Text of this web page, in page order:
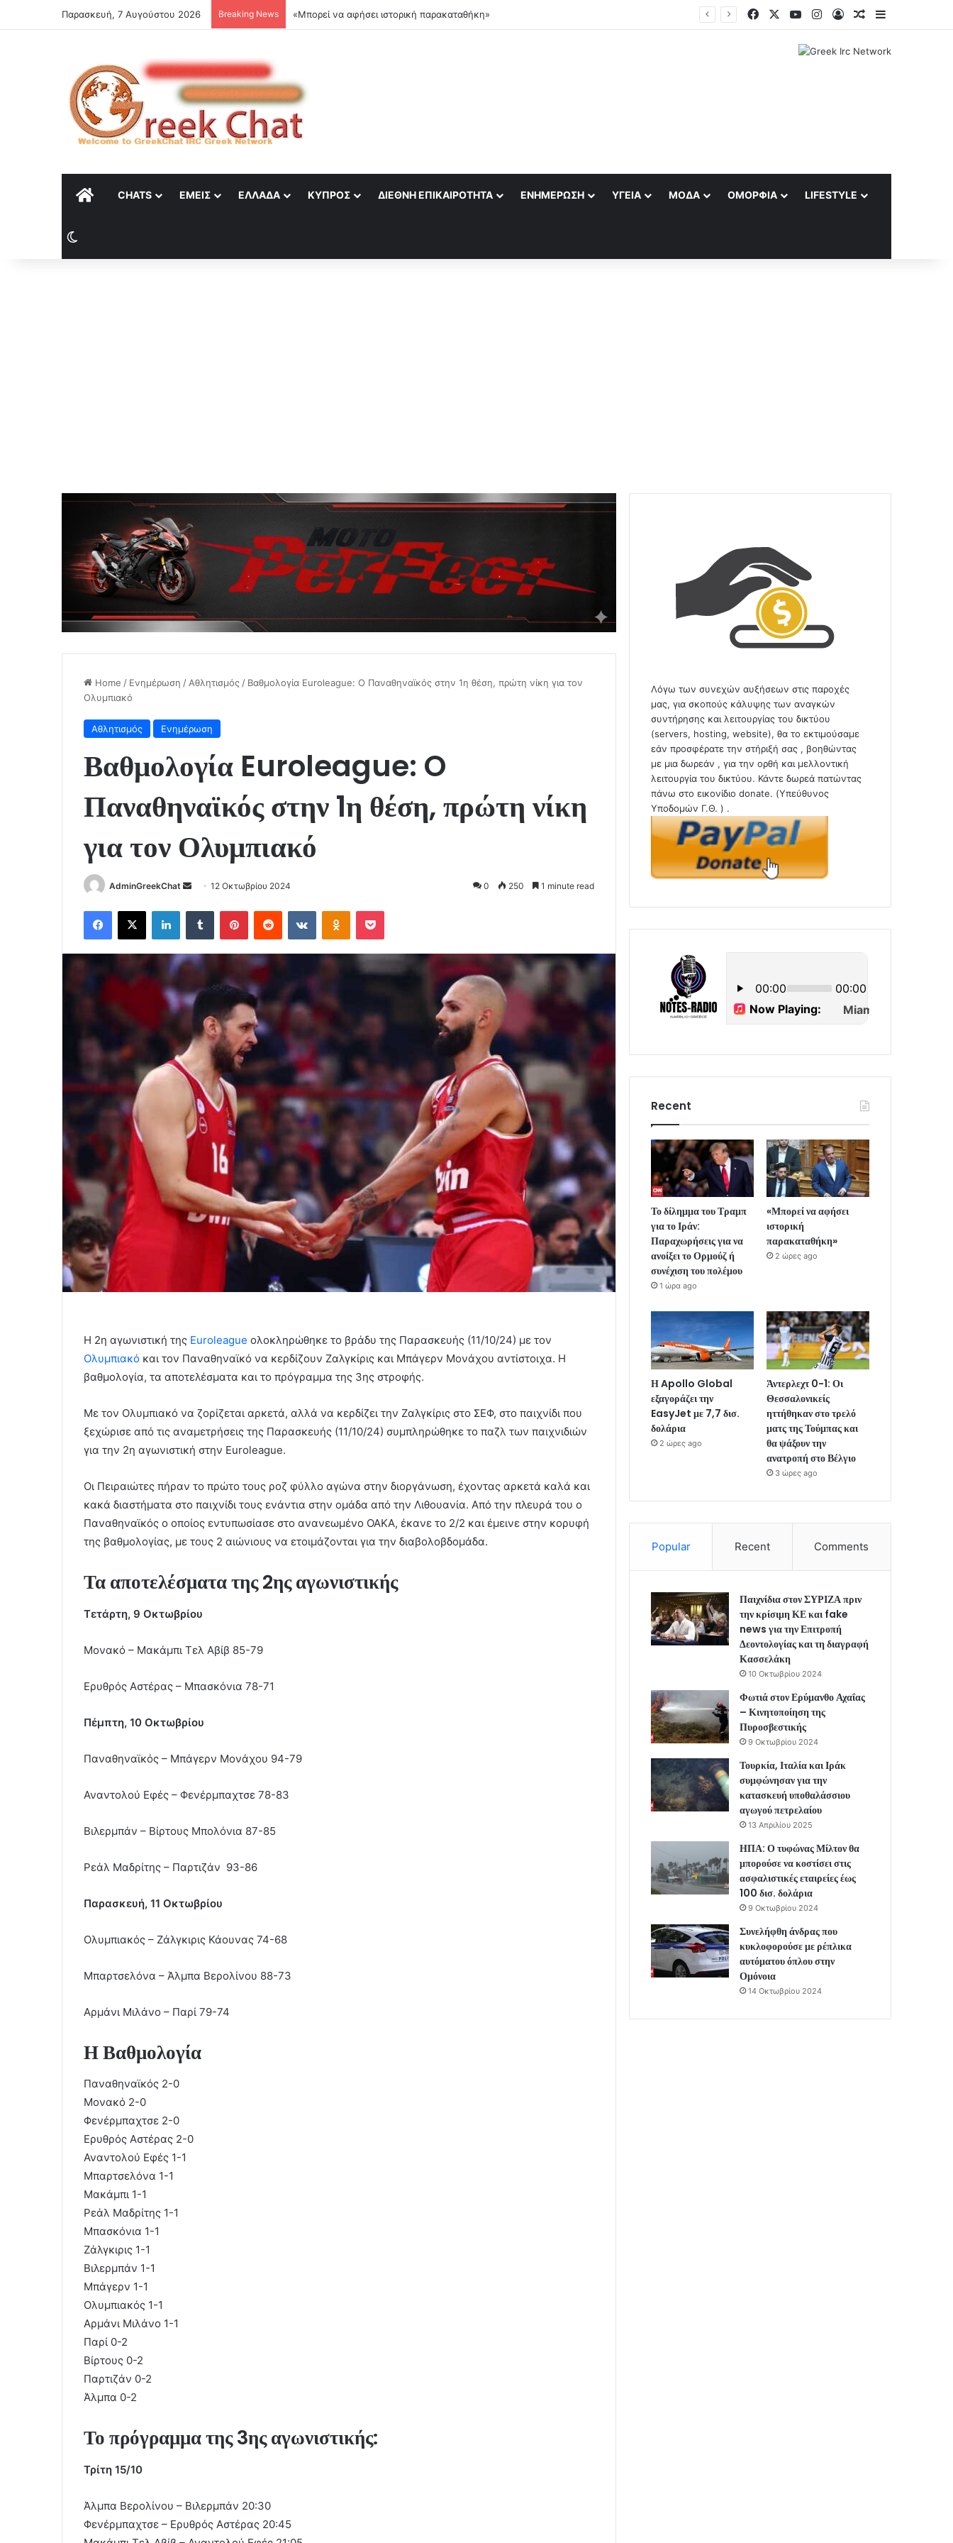
Παρασκευή, 7 Αυγούστου 2026 Breaking News Η Apollo Global εξαγοράζει την EasyJet με 7,7 δισ. δολάρια FacebookYouTubeInstagram
Log InRandom Article
Sidebar
ΑΡΧΙΚΉCHATS ΕΜΕΊΣ ΕΛΛΆΔΑ ΚΎΠΡΟΣ ΔΙΕΘΝΉ ΕΠΙΚΑΙΡΌΤΗΤΑ ΕΝΗΜΈΡΩΣΗ ΥΓΕΊΑ ΜΌΔΑ ΟΜΟΡΦΙΆ LIFESTYLE
Home / Ενημέρωση / Αθλητισμός / Βαθμολογία Euroleague: O Παναθηναϊκός στην 1η θέση, πρώτη νίκη για τον
Ολυμπιακό
Αθλητισμός Ενημέρωση
Βαθμολογία Euroleague: O
Παναθηναϊκός στην 1η θέση, πρώτη νίκη
για τον Ολυμπιακό
AdminGreekChat
Send
email
12 Οκτωβρίου 2024 0 250 1 minute read
Facebook
X LinkedInTumblr PinterestReddit VKontakteOdnoklassniki
Pocket
Η 2η αγωνιστική της Euroleague ολοκληρώθηκε το βράδυ της Παρασκευής (11/10/24) με τον
Ολυμπιακό και τον Παναθηναϊκό να κερδίζουν Ζαλγκίρις και Μπάγερν Μονάχου αντίστοιχα. Η
βαθμολογία, τα αποτελέσματα και το πρόγραμμα της 3ης στροφής.
Με τον Ολυμπιακό να ζορίζεται αρκετά, αλλά να κερδίζει την Ζαλγκίρις στο ΣΕΦ, στο παιχνίδι που
ξεχώρισε από τις αναμετρήσεις της Παρασκευής (11/10/24) συμπληρώθηκε το παζλ των παιχνιδιών
για την 2η αγωνιστική στην Euroleague.
Οι Πειραιώτες πήραν το πρώτο τους ροζ φύλλο αγώνα στην διοργάνωση, έχοντας αρκετά καλά και
κακά διαστήματα στο παιχνίδι τους ενάντια στην ομάδα από την Λιθουανία. Από την πλευρά του ο
Παναθηναϊκός ο οποίος εντυπωσίασε στο ανανεωμένο ΟΑΚΑ, έκανε το 2/2 και έμεινε στην κορυφή
της βαθμολογίας, με τους 2 αιώνιους να ετοιμάζονται για την διαβολοβδομάδα.
Τα αποτελέσματα της 2ης αγωνιστικής
Tετάρτη, 9 Οκτωβρίου
Μονακό – Μακάμπι Τελ Αβίβ 85-79
Ερυθρός Αστέρας – Μπασκόνια 78-71
Πέμπτη, 10 Οκτωβρίου
Παναθηναϊκός – Μπάγερν Μονάχου 94-79
Αναντολού Εφές – Φενέρμπαχτσε 78-83
Βιλερμπάν – Βίρτους Μπολόνια 87-85
Ρεάλ Μαδρίτης – Παρτιζάν 93-86
Παρασκευή, 11 Οκτωβρίου
Ολυμπιακός – Ζάλγκιρις Κάουνας 74-68
Μπαρτσελόνα – Άλμπα Βερολίνου 88-73
Αρμάνι Μιλάνο – Παρί 79-74
Η Βαθμολογία
Παναθηναϊκός 2-0
Μονακό 2-0
Φενέρμπαχτσε 2-0
Ερυθρός Αστέρας 2-0
Αναντολού Εφές 1-1
Μπαρτσελόνα 1-1
Μακάμπι 1-1
Ρεάλ Μαδρίτης 1-1
Μπασκόνια 1-1
Ζάλγκιρις 1-1
Βιλερμπάν 1-1
Μπάγερν 1-1
Ολυμπιακός 1-1
Αρμάνι Μιλάνο 1-1
Παρί 0-2
Βίρτους 0-2
Παρτιζάν 0-2
Άλμπα 0-2
Το πρόγραμμα της 3ης αγωνιστικής:
Τρίτη 15/10
Άλμπα Βερολίνου – Βιλερμπάν 20:30
Φενέρμπαχτσε – Ερυθρός Αστέρας 20:45
Λόγω των συνεχών αυξήσεων στις παροχές
μας, για σκοπούς κάλυψης των αναγκών
συντήρησης και λειτουργίας του δικτύου
(servers, hosting, website), θα το εκτιμούσαμε
εάν προσφέρατε την στήριξή σας , βοηθώντας
με μια δωρεάν , για την ορθή και μελλοντική
λειτουργία του δικτύου. Κάντε δωρεά πατώντας
πάνω στο εικονίδιο donate. (Υπεύθυνος
Υποδομών Γ.Θ. ) .
Recent
Το δίλημμα του Τραμπ
για το Ιράν:
Παραχωρήσεις για να
ανοίξει το Ορμούζ ή
συνέχιση του πολέμου
1 ώρα ago
«Μπορεί να αφήσει
ιστορική
παρακαταθήκη»
2 ώρες ago
Η Apollo Global
εξαγοράζει την
EasyJet με 7,7 δισ.
δολάρια
2 ώρες ago
Άντερλεχτ 0-1: Οι
Θεσσαλονικείς
ηττήθηκαν στο τρελό
ματς της Τούμπας και
θα ψάξουν την
ανατροπή στο Βέλγιο
3 ώρες ago
Popular Recent Comments
Παιχνίδια στον ΣΥΡΙΖΑ πριν
την κρίσιμη ΚΕ και fake
news για την Επιτροπή
Δεοντολογίας και τη διαγραφή
Κασσελάκη
10 Οκτωβρίου 2024
Φωτιά στον Ερύμανθο Αχαΐας
– Κινητοποίηση της
Πυροσβεστικής
9 Οκτωβρίου 2024
Τουρκία, Ιταλία και Ιράκ
συμφώνησαν για την
κατασκευή υποθαλάσσιου
αγωγού πετρελαίου
13 Απριλίου 2025
ΗΠΑ: Ο τυφώνας Μίλτον θα
μπορούσε να κοστίσει στις
ασφαλιστικές εταιρείες έως
100 δισ. δολάρια
9 Οκτωβρίου 2024
Συνελήφθη άνδρας που
κυκλοφορούσε με ρέπλικα
αυτόματου όπλου στην
Ομόνοια
14 Οκτωβρίου 2024